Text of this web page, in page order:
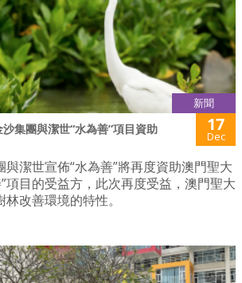
新聞
集團與潔世“水為善”項目資助 17
Dec
潔世宣佈“水為善”將再度資助澳門聖大
項目的受益方，此次再度受益，澳門聖大
改善環境的特性。